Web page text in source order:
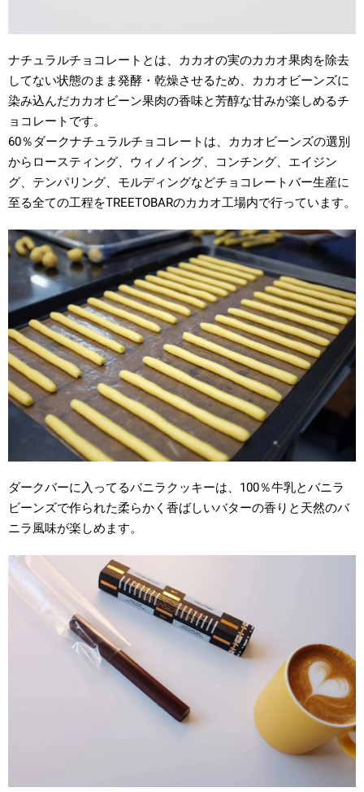
ナチュラルチョコレートとは、カカオの実のカカオ果肉を除去
してない状態のまま発酵・乾燥させるため、カカオビーンズに
染み込んだカカオビーン果肉の香味と芳醇な甘みが楽しめるチ
ョコレートです。
60％ダークナチュラルチョコレートは、カカオビーンズの選別
からロースティング、ウィノイング、コンチング、エイジン
グ、テンパリング、モルディングなどチョコレートバー生産に
至る全ての工程をTREETOBARのカカオ工場内で行っています。
ダークバーに入ってるバニラクッキーは、100％牛乳とバニラ
ビーンズで作られた柔らかく香ばしいバターの香りと天然のバ
ニラ風味が楽しめます。